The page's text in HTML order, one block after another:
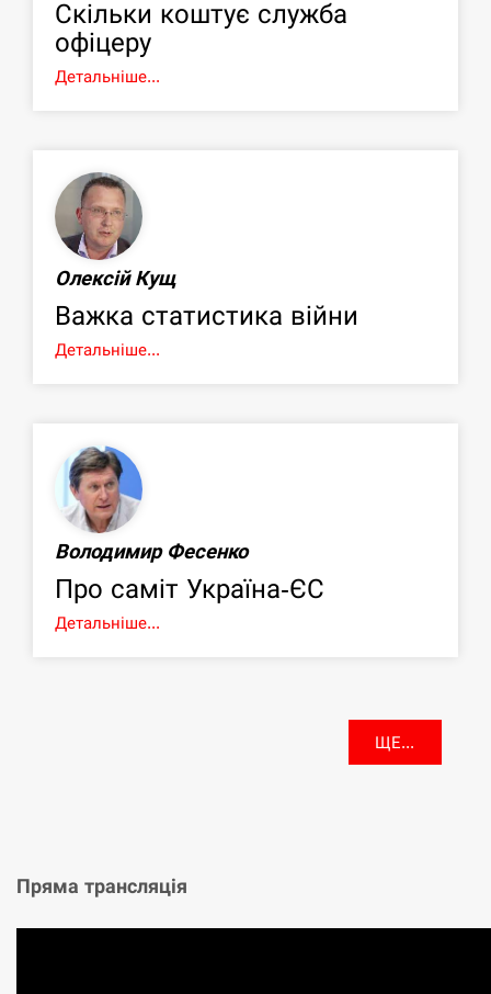
Скільки коштує служба
офіцеру
Детальніше...
Олексій Кущ
Важка статистика війни
Детальніше...
Володимир Фесенко
Про саміт Україна-ЄС
Детальніше...
ЩЕ...
Пряма трансляція